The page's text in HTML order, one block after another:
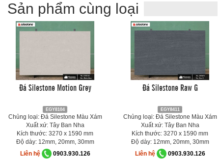
Sản phẩm cùng loại
Đá Silestone Motion Grey
EGY8104
Chủng loại: Đá Silestone Màu Xám
Xuất xứ: Tây Ban Nha
Kích thước: 3270 x 1590 mm
Độ dày: 12mm, 20mm, 30mm
Liên hệ
0903.930.126
Đá Silestone Raw G
EGY8411
Chủng loại: Đá Silestone Màu Xám
Xuất xứ: Tây Ban Nha
Kích thước: 3270 x 1590 mm
Độ dày: 12mm, 20mm, 30mm
Liên hệ
0903.930.126